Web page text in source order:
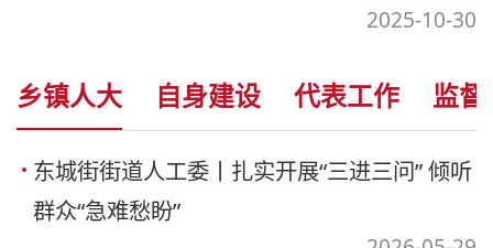
2025-10-30
乡镇人大 自身建设 代表工作 监
东城街街道人工委丨扎实开展“三进三问” 倾听
群众“急难愁盼”